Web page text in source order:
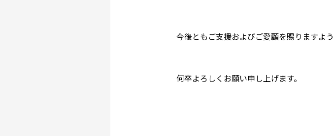
今後ともご支援およびご愛顧を賜りますよう
何卒よろしくお願い申し上げます。